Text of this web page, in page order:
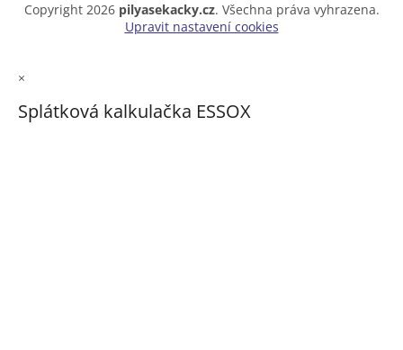
Copyright 2026 pilyasekacky.cz. Všechna práva vyhrazena.
Upravit nastavení cookies
×
Splátková kalkulačka ESSOX